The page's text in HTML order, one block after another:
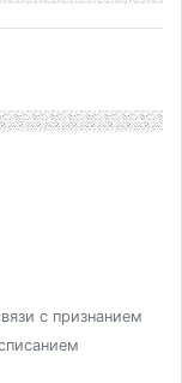
с признанием